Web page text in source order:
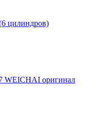
цилиндров)
WEICHAI оригинал